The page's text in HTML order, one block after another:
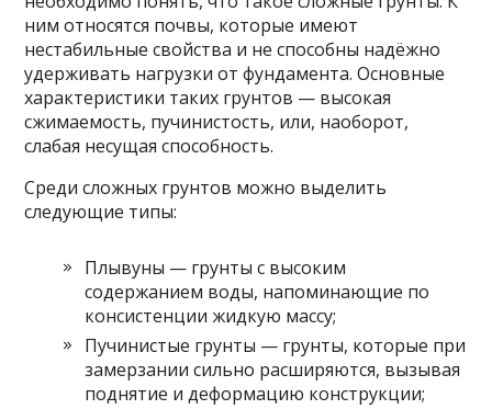
ним относятся почвы, которые имеют
нестабильные свойства и не способны надёжно
удерживать нагрузки от фундамента. Основные
характеристики таких грунтов — высокая
сжимаемость, пучинистость, или, наоборот,
слабая несущая способность.
Среди сложных грунтов можно выделить
следующие типы:
Плывуны — грунты с высоким
содержанием воды, напоминающие по
консистенции жидкую массу;
Пучинистые грунты — грунты, которые при
замерзании сильно расширяются, вызывая
поднятие и деформацию конструкции;